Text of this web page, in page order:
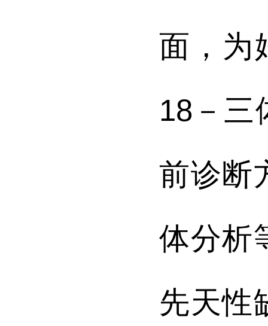
面，为
18－三
前诊断
体分析
先天性